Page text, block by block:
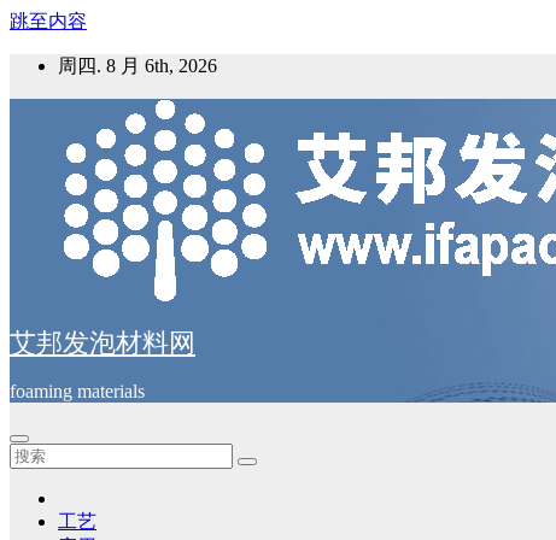
跳至内容
周四. 8 月 6th, 2026
艾邦发泡材料网
foaming materials
工艺